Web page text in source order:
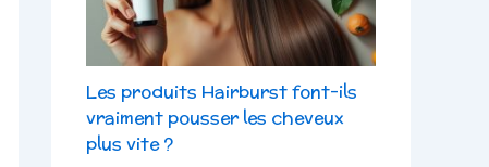
Les produits Hairburst font-ils
vraiment pousser les cheveux
plus vite ?